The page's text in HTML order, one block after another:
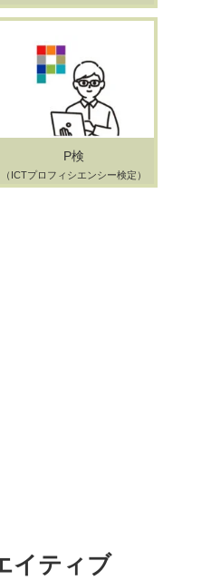
P検
（ICTプロフィシエンシー検定）
イティブ